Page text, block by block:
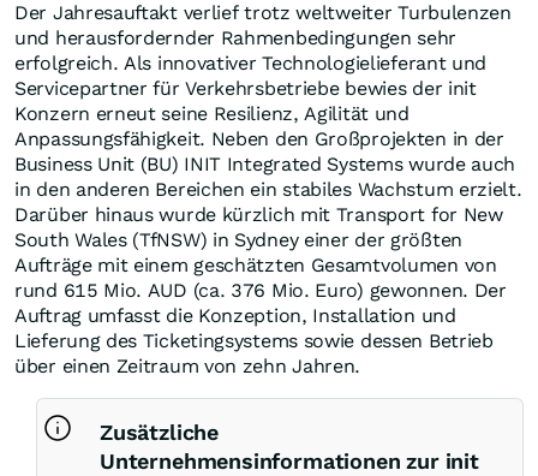
Der Jahresauftakt verlief trotz weltweiter Turbulenzen
und herausfordernder Rahmenbedingungen sehr
erfolgreich. Als innovativer Technologielieferant und
Servicepartner für Verkehrsbetriebe bewies der init
Konzern erneut seine Resilienz, Agilität und
Anpassungsfähigkeit. Neben den Großprojekten in der
Business Unit (BU) INIT Integrated Systems wurde auch
in den anderen Bereichen ein stabiles Wachstum erzielt.
Darüber hinaus wurde kürzlich mit Transport for New
South Wales (TfNSW) in Sydney einer der größten
Aufträge mit einem geschätzten Gesamtvolumen von
rund 615 Mio. AUD (ca. 376 Mio. Euro) gewonnen. Der
Auftrag umfasst die Konzeption, Installation und
Lieferung des Ticketingsystems sowie dessen Betrieb
über einen Zeitraum von zehn Jahren.
Zusätzliche
Unternehmensinformationen zur init